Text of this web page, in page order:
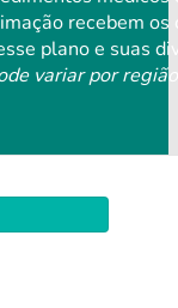
recebem
plano e suas
variar por